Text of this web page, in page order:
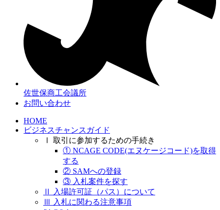
佐世保商工会議所
お問い合わせ
HOME
ビジネスチャンスガイド
Ⅰ 取引に参加するための手続き
① NCAGE CODE(エヌケージコード)を取得
する
② SAMへの登録
③ 入札案件を探す
Ⅱ 入場許可証（パス）について
Ⅲ 入札に関わる注意事項